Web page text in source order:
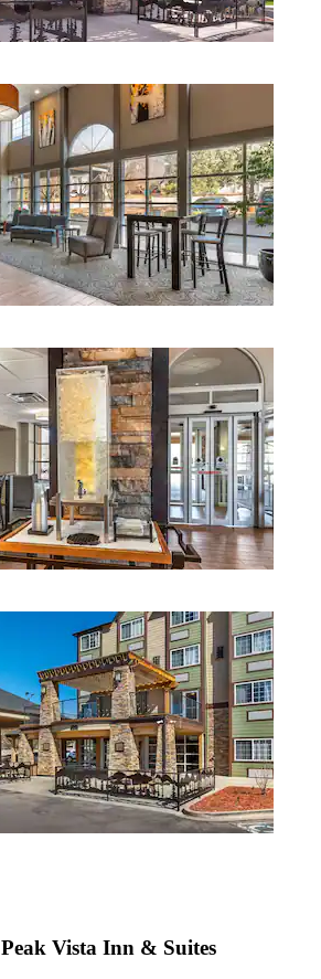
Vista Inn & Suites